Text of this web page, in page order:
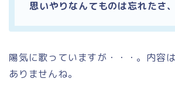
思いやりなんてものは忘れたさ
陽気に歌っていますが・・・。内容
ありませんね。